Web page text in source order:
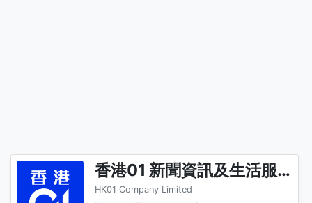
香港01 新聞資訊及生活服務
HK01 Company Limited